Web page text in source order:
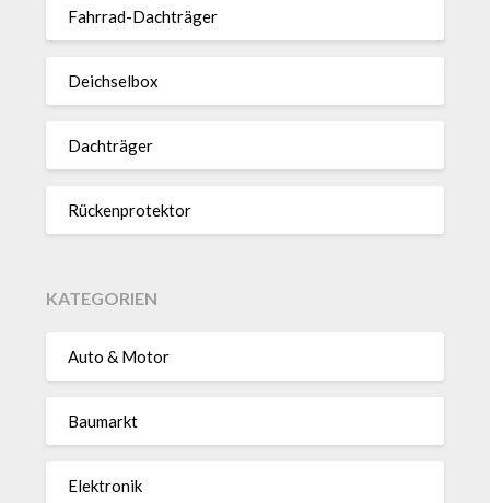
Fahrrad-Dach­träger
Deich­selbox
Dach­träger
Rücken­pro­tektor
KATEGORIEN
Auto & Motor
Baumarkt
Elektronik